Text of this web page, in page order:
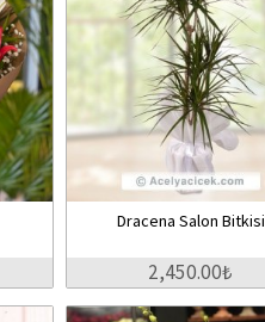
Dracena Salon Bitkisi
2,450.00₺